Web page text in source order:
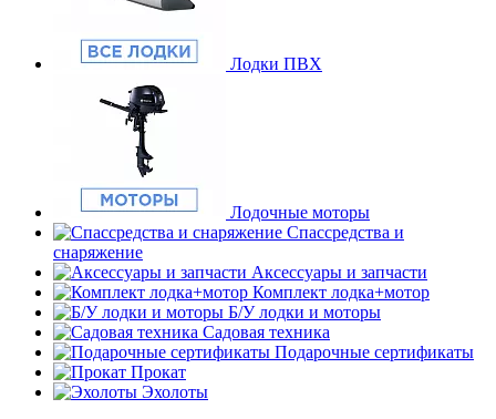
Лодки ПВХ
Лодочные моторы
Спассредства и
снаряжение
Аксессуары и запчасти
Комплект лодка+мотор
Б/У лодки и моторы
Садовая техника
Подарочные сертификаты
Прокат
Эхолоты